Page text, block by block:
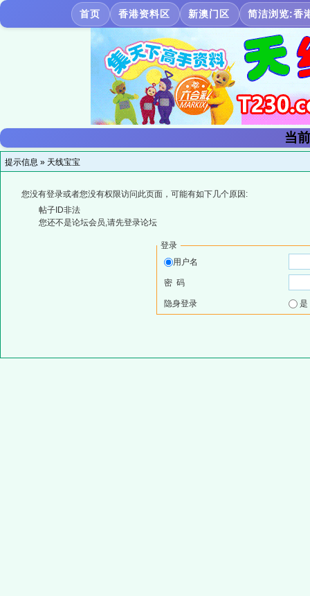
首页 香港资料区 新澳门区 简洁浏览:香
当
提示信息 » 天线宝宝
您没有登录或者您没有权限访问此页面，可能有如下几个原因:
帖子ID非法
您还不是论坛会员,请先登录论坛
登录
用户名
密 码
隐身登录